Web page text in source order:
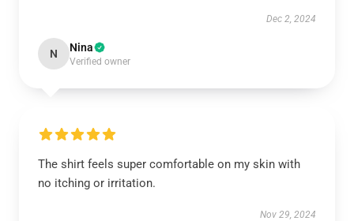
Dec 2, 2024
N Nina
Verified owner
The shirt feels super comfortable on my skin with
no itching or irritation.
Nov 29, 2024